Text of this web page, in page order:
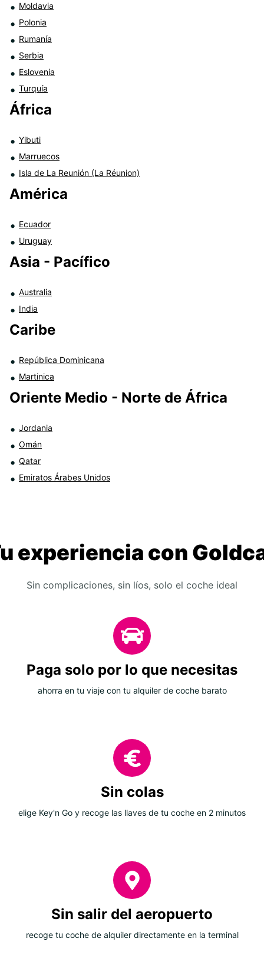
Moldavia
Polonia
Rumanía
Serbia
Eslovenia
Turquía
África
Yibuti
Marruecos
Isla de La Reunión (La Réunion)
América
Ecuador
Uruguay
Asia - Pacífico
Australia
India
Caribe
República Dominicana
Martinica
Oriente Medio - Norte de África
Jordania
Omán
Qatar
Emiratos Árabes Unidos
experiencia con
Sin complicaciones, sin líos, solo el coche ideal
Paga solo por lo que necesitas
ahorra en tu viaje con tu alquiler de coche barato
Sin colas
elige Key'n Go y recoge las llaves de tu coche en 2 minutos
Sin salir del aeropuerto
recoge tu coche de alquiler directamente en la terminal